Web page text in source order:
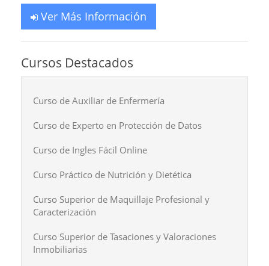
Ver Más Información
Cursos Destacados
Curso de Auxiliar de Enfermería
Curso de Experto en Protección de Datos
Curso de Ingles Fácil Online
Curso Práctico de Nutrición y Dietética
Curso Superior de Maquillaje Profesional y
Caracterización
Curso Superior de Tasaciones y Valoraciones
Inmobiliarias